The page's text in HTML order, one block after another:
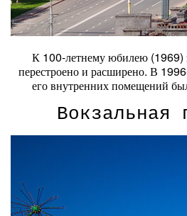
К 100-летнему юбилею (1969)
перестроено и расширено. В
его внутренних помещений
Вокзальная